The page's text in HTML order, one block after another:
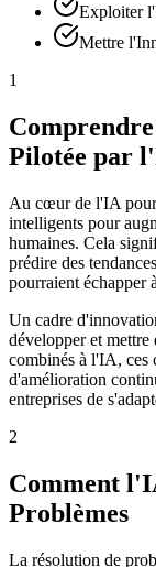
Exploiter
Mettre
1
Pilotée par
Au cœur de l'IA pour
intelligents pour
humaines. Cela
prédire des
pourraient échapper
Un cadre
développer et
combinés à l'IA, ces
d'amélioration
entreprises de
2
Comment
Problèmes
La résolution de